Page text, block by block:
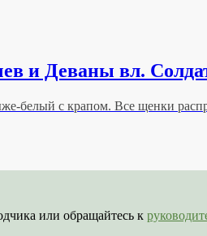
и Деваны вл.
белый с крапом. Все щенки
или обращайтесь к